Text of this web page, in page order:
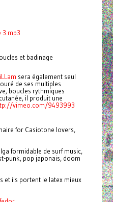
3.mp3
et badinage
sera également seul
de ses multiples
boucles rythmiques
il produit une
vimeo.com/9493993
for Casiotone lovers,
formidable de surf music,
punk, pop japonais, doom
et ils portent le latex mieux